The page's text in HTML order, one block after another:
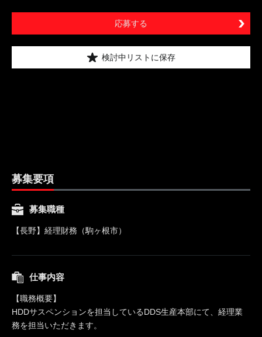
応募する
検討中リストに保存
募集要項
募集職種
【長野】経理財務（駒ヶ根市）
仕事内容
【職務概要】
HDDサスペンションを担当しているDDS生産本部にて、経理業
務を担当いただきます。